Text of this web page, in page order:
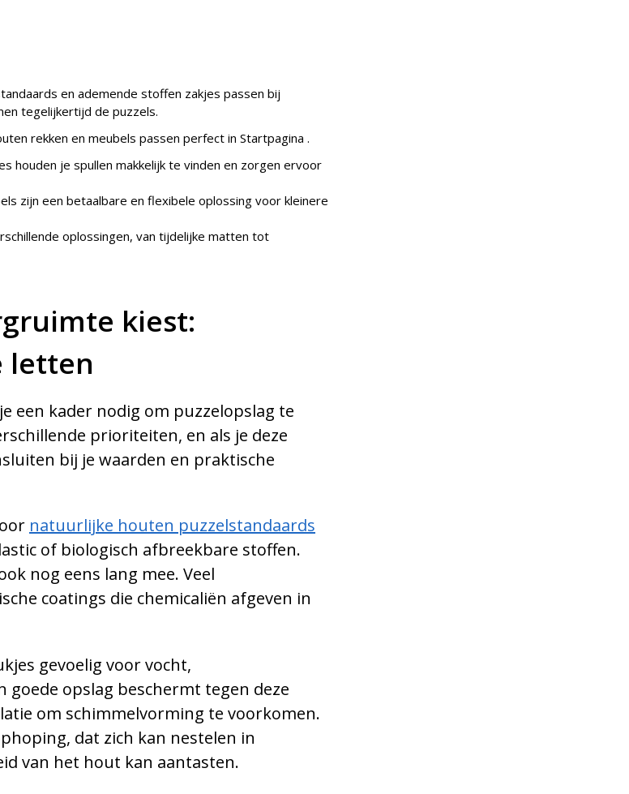
en ademende stoffen zakjes passen bij
tegelijkertijd de puzzels.
rekken en meubels passen perfect in Startpagina .
houden je spullen makkelijk te vinden en zorgen ervoor
zijn een betaalbare en flexibele oplossing voor kleinere
oplossingen, van tijdelijke matten tot
kiest:
letten
een kader nodig om puzzelopslag te
prioriteiten, en als je deze
bij je waarden en praktische
natuurlijke houten puzzelstandaards
of biologisch afbreekbare stoffen.
nog eens lang mee. Veel
coatings die chemicaliën afgeven in
gevoelig voor vocht,
opslag beschermt tegen deze
om schimmelvorming te voorkomen.
dat zich kan nestelen in
van het hout kan aantasten.